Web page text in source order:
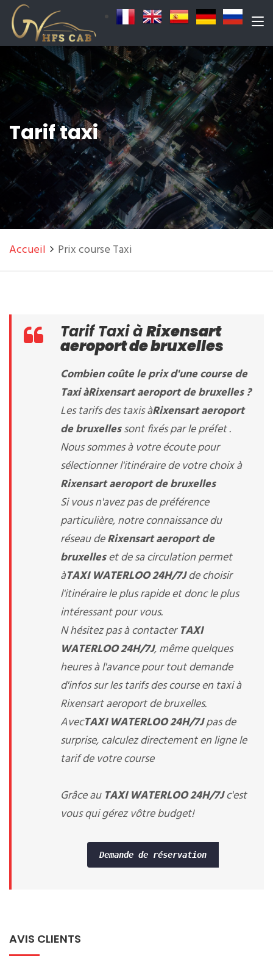
Tarif taxi
Accueil Prix course Taxi
Tarif Taxi àRixensart
aeroport de bruxelles
Combien coûte le prix d'une course de
Taxi àRixensart aeroport de bruxelles?
Les tarifs des taxis àRixensart aeroport
de bruxellessont fixés par le préfet .
Nous sommes à votre écoute pour
sélectionner l'itinéraire de votre choix à
Rixensart aeroport de bruxelles
Si vous n'avez pas de préférence
particulière, notre connaissance du
réseau deRixensart aeroport de
bruxelleset de sa circulation permet
àTAXI WATERLOO 24H/7Jde choisir
l'itinéraire le plus rapide et donc le plus
intéressant pour vous.
N hésitez pas à contacterTAXI
WATERLOO 24H/7J, même quelques
heures à l'avance pour tout demande
d'infos sur les tarifs des course en taxi à
Rixensart aeroport de bruxelles.
AvecTAXI WATERLOO 24H/7Jpas de
surprise, calculez directement en ligne le
tarif de votre course
Grâce au TAXI WATERLOO 24H/7Jc'est
vous qui gérez vôtre budget!
Demande de réservation
AVIS CLIENTS